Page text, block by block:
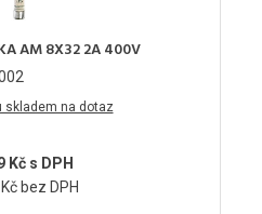
AM 8X32 2A 400V
skladem na dotaz
Kč s DPH
bez DPH